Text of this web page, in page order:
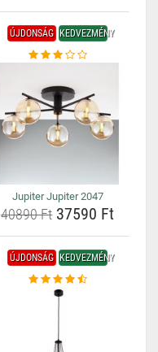
ÚJDONSÁG KEDVEZMÉNY
Jupiter Jupiter 2047
40890 Ft37590 Ft
ÚJDONSÁG KEDVEZMÉNY